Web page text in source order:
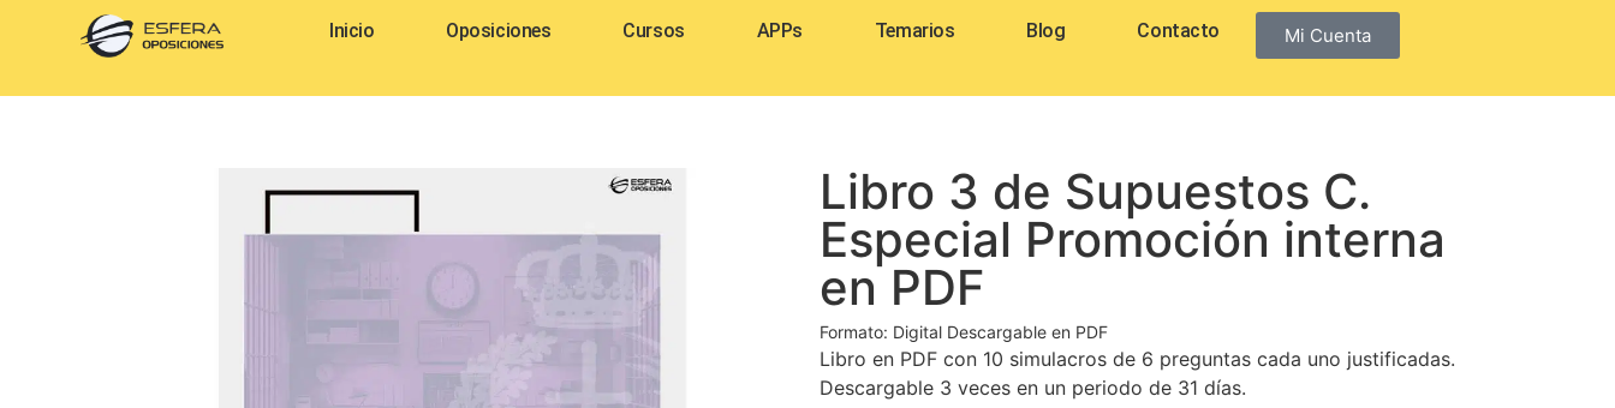
Inicio Oposiciones Cursos APPs Temarios Blog Contacto Mi Cuenta
Libro 3 de Supuestos C.
Especial Promoción interna
en PDF
Formato: Digital Descargable en PDF
Libro en PDF con 10 simulacros de 6 preguntas cada uno justificadas.
Descargable 3 veces en un periodo de 31 días.